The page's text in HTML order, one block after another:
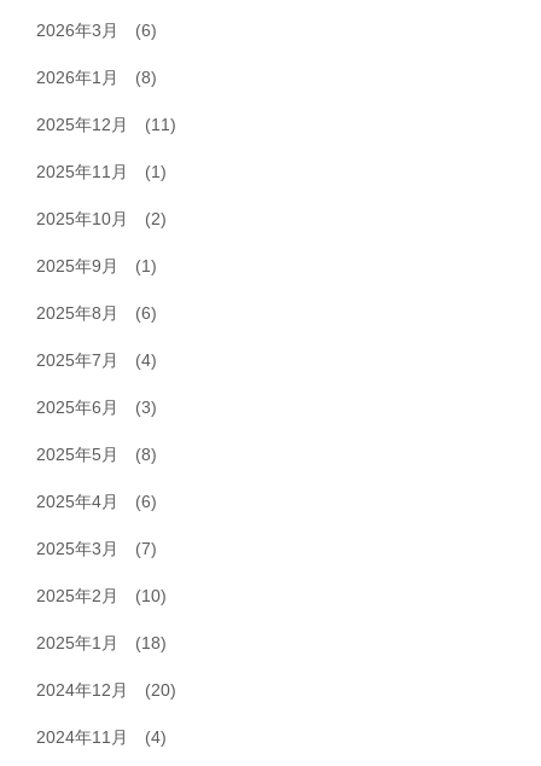
2026年3月 (6)
2026年1月 (8)
2025年12月 (11)
2025年11月 (1)
2025年10月 (2)
2025年9月 (1)
2025年8月 (6)
2025年7月 (4)
2025年6月 (3)
2025年5月 (8)
2025年4月 (6)
2025年3月 (7)
2025年2月 (10)
2025年1月 (18)
2024年12月 (20)
2024年11月 (4)